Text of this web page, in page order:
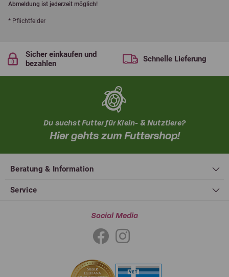
Abmeldung ist jederzeit möglich!
* Pflichtfelder
Sicher einkaufen und
bezahlen
Schnelle Lieferung
Du suchst Futter für Klein- & Nutztiere?
Hier gehts zum Futtershop!
Beratung & Information
Service
Social Media